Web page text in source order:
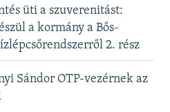
üti a szuverenitást:
a kormány a Bős-
2. rész
Sándor OTP-vezérnek az